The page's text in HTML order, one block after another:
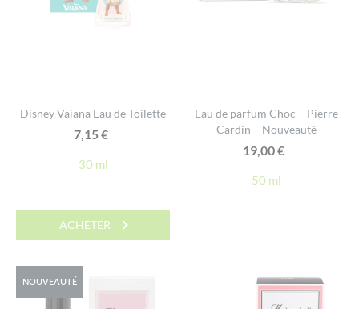
Disney Vaiana Eau de Toilette
7,15€
30 ml
ACHETER
Eau de parfum Choc – Pierre
Cardin – Nouveauté
19,00€
50 ml
NOUVEAUTÉ